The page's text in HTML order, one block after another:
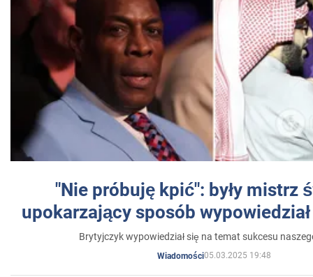
"Nie próbuję kpić": były mistrz
upokarzający sposób
Brytyjczyk wypowiedział się na temat sukcesu
Wiadomości05.03.2025 19:48